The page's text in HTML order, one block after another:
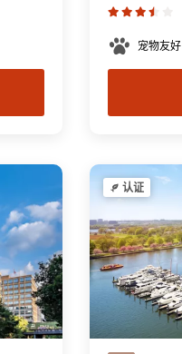
宠物友好
认证